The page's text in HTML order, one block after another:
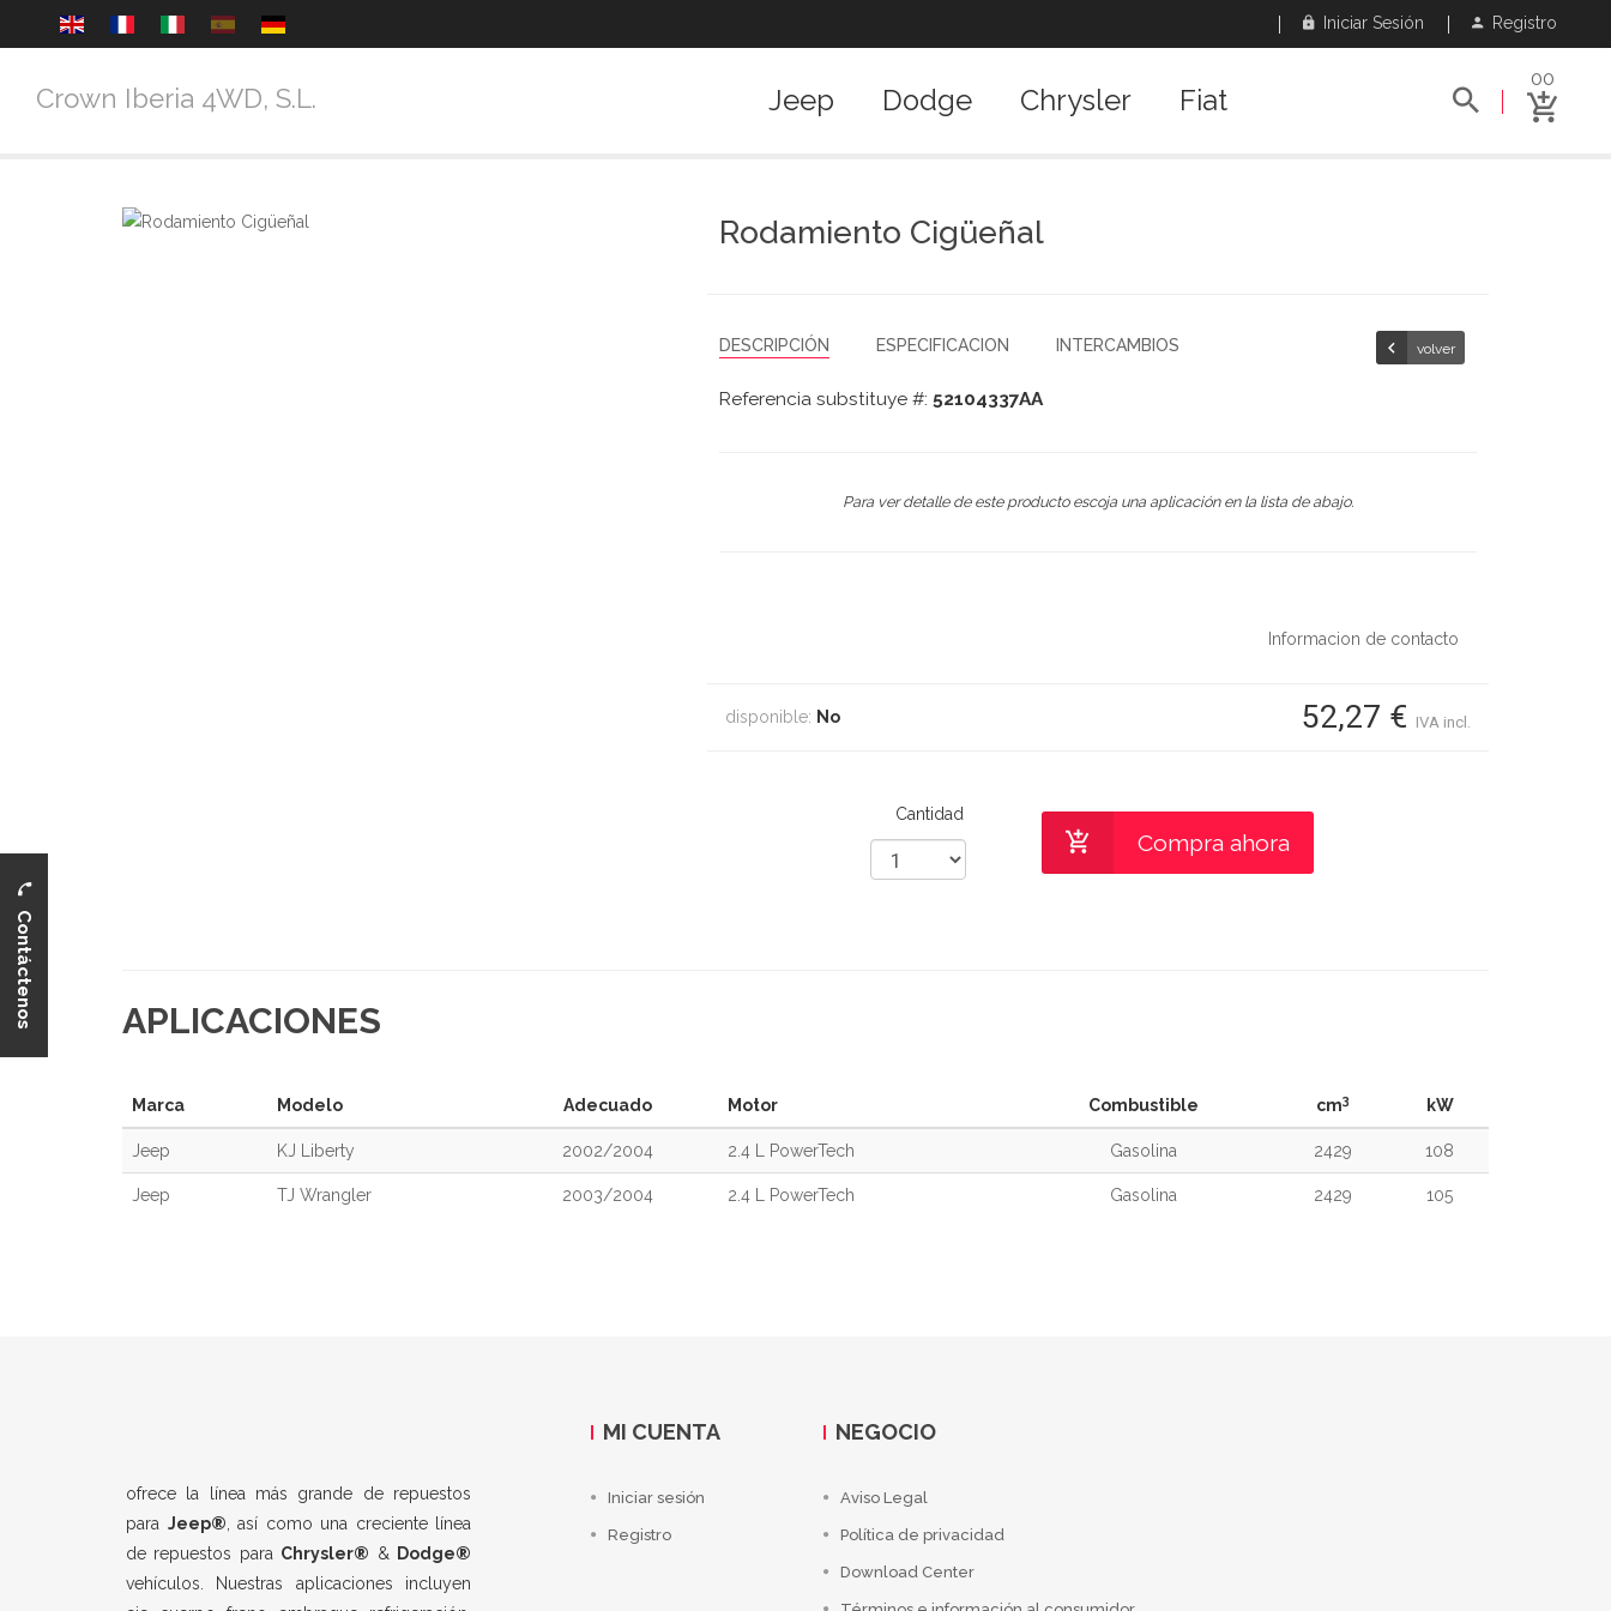
Iniciar Sesión Registro
Crown Iberia 4WD, S.L. Jeep Dodge Chrysler Fiat
00
Rodamiento Cigüeñal
volver
DESCRIPCIÓN ESPECIFICACION INTERCAMBIOS
Referencia substituye #: 52104337AA
Para ver detalle de este producto escoja una aplicación en la lista de abajo.
Informacion de contacto
disponible: No 52,27 € IVA incl.
Cantidad
Compra ahora
APLICACIONES
Marca Modelo Adecuado Motor Combustible cm3 kW
Jeep KJ Liberty 2002/2004 2.4 L PowerTech Gasolina 2429 108
Jeep TJ Wrangler 2003/2004 2.4 L PowerTech Gasolina 2429 105
ofrece la línea más grande de repuestos
para Jeep® , así como una creciente línea
de repuestos para Chrysler® &
Dodge®
vehículos. Nuestras aplicaciones incluyen
MI CUENTA
Iniciar sesión
Registro
NEGOCIO
Aviso Legal
Política de privacidad
Download Center
Contáctenos